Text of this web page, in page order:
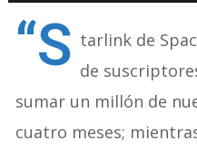
“S tarlink de
de
sumar un millón de
cuatro meses;